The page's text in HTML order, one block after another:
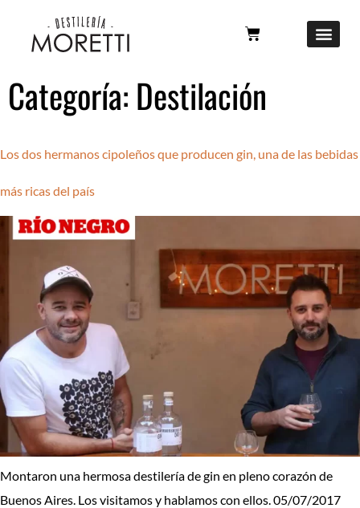
Categoría:Destilación
Los dos hermanos cipoleños que producen gin, una de las bebidas
más ricas del país
Montaron una hermosa destilería de gin en pleno corazón de
Buenos Aires. Los visitamos y hablamos con ellos. 05/07/2017